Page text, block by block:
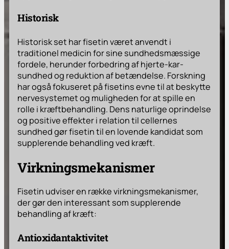
Historisk
Historisk set har fisetin været anvendt i
traditionel medicin for sine sundhedsmæssige
fordele, herunder forbedring af hjerte-kar-
sundhed og reduktion af betændelse. Forskning
har også fokuseret på fisetins evne til at beskytte
nervesystemet og muligheden for at spille en
rolle i kræftbehandling. Dens naturlige oprindelse
og positive effekter i relation til cellernes
sundhed gør fisetin til en lovende kandidat som
supplerende behandling ved kræft.
Virkningsmekanismer
Fisetin udviser en række virkningsmekanismer,
der gør den interessant som supplerende
behandling af kræft:
Antioxidantaktivitet